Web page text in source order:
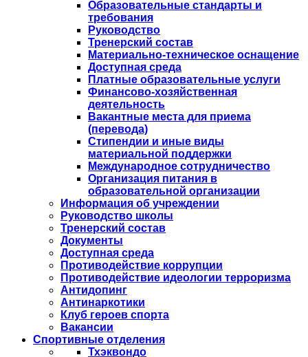
Образовательные стандарты и
требования
Руководство
Тренерский состав
Материально-техническое оснащение
Доступная среда
Платные образовательные услуги
Финансово-хозяйственная
деятельность
Вакантные места для приема
(перевода)
Стипендии и иные виды
материальной поддержки
Международное сотрудничество
Организация питания в
образовательной организации
Информация об учреждении
Руководство школы
Тренерский состав
Документы
Доступная среда
Противодействие коррупции
Противодействие идеологии терроризма
Антидопинг
Антинаркотики
Клуб героев спорта
Вакансии
Спортивные отделения
Тхэквондо